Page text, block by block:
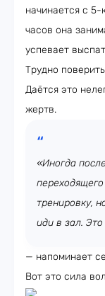
начинается с
часов она
успевает
Трудно
Даётся это
жертв.
«Иногда
тренировку,
иди в зал. Это
— напоминает
Вот это сила